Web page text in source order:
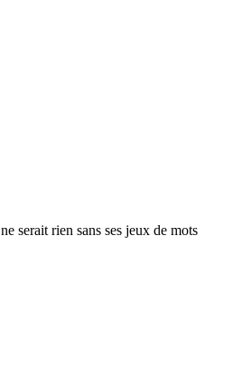
serait rien sans ses jeux de mots